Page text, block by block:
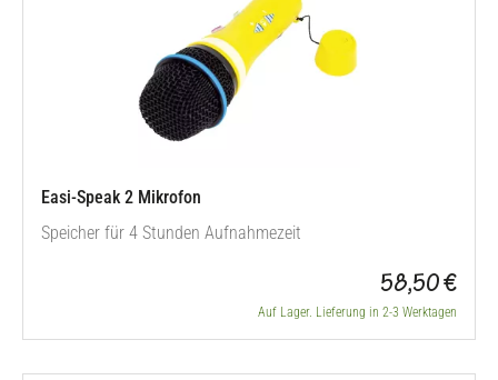
Easi-Speak 2 Mikrofon
Speicher für 4 Stunden Aufnahmezeit
58,50 €
Auf Lager. Lieferung in 2-3 Werktagen